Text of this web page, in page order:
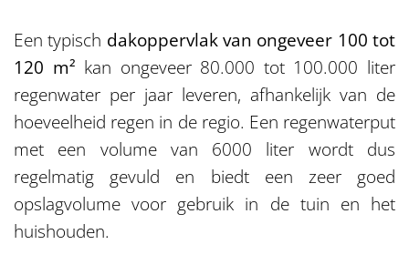
Een typisch dakoppervlak van ongeveer 100 tot
120 m² kan ongeveer 80.000 tot 100.000 liter
regenwater per jaar leveren, afhankelijk van de
hoeveelheid regen in de regio. Een regenwaterput
met een volume van 6000 liter wordt dus
regelmatig gevuld en biedt een zeer goed
opslagvolume voor gebruik in de tuin en het
huishouden.